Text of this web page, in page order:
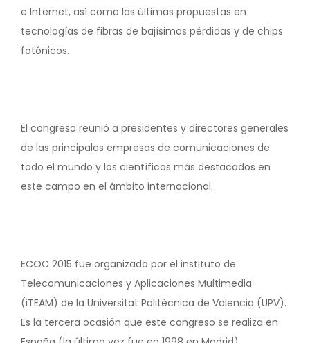
e Internet, así como las últimas propuestas en
tecnologías de fibras de bajísimas pérdidas y de chips
fotónicos.
El congreso reunió a presidentes y directores generales
de las principales empresas de comunicaciones de
todo el mundo y los científicos más destacados en
este campo en el ámbito internacional.
ECOC 2015 fue organizado por el instituto de
Telecomunicaciones y Aplicaciones Multimedia
(iTEAM) de la Universitat Politècnica de Valencia (UPV).
Es la tercera ocasión que este congreso se realiza en